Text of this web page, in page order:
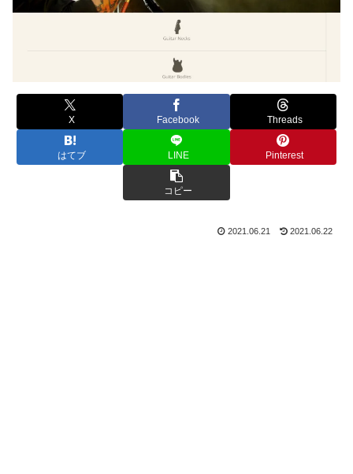
X Facebook Threads
はてブ LINE Pinterest
コピー
2021.06.21 2021.06.22